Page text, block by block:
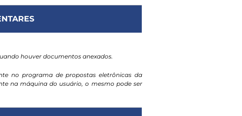
houver documentos anexados.
no programa de propostas eletrônicas da
na máquina do usuário, o mesmo pode ser